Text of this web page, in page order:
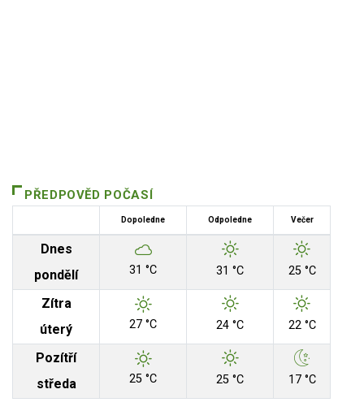
PŘEDPOVĚD POČASÍ
Dopoledne Odpoledne Večer
Dnes
pondělí
31 °C 31 °C 25 °C
Zítra
úterý
27 °C 24 °C 22 °C
Pozítří
středa
25 °C 25 °C 17 °C